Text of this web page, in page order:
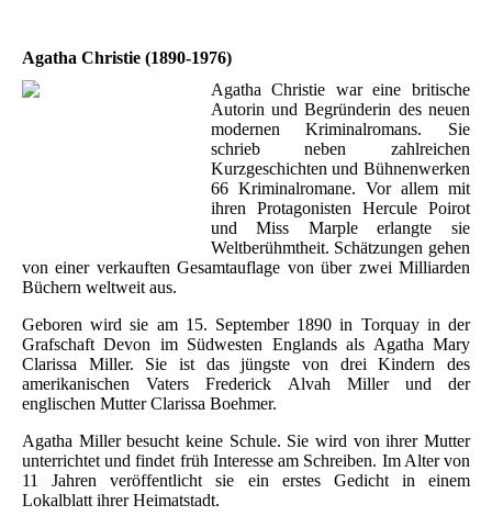
Agatha Christie (1890-1976)
Agatha Christie war eine britische
Autorin und Begründerin des neuen
modernen Kriminalromans. Sie
schrieb neben zahlreichen
Kurzgeschichten und Bühnenwerken
66 Kriminalromane. Vor allem mit
ihren Protagonisten Hercule Poirot
und Miss Marple erlangte sie
Weltberühmtheit. Schätzungen gehen
von einer verkauften Gesamtauflage von über zwei Milliarden
Büchern weltweit aus.
Geboren wird sie am 15. September 1890 in Torquay in der
Grafschaft Devon im Südwesten Englands als Agatha Mary
Clarissa Miller. Sie ist das jüngste von drei Kindern des
amerikanischen Vaters Frederick Alvah Miller und der
englischen Mutter Clarissa Boehmer.
Agatha Miller besucht keine Schule. Sie wird von ihrer Mutter
unterrichtet und findet früh Interesse am Schreiben. Im Alter von
11 Jahren veröffentlicht sie ein erstes Gedicht in einem
Lokalblatt ihrer Heimatstadt.